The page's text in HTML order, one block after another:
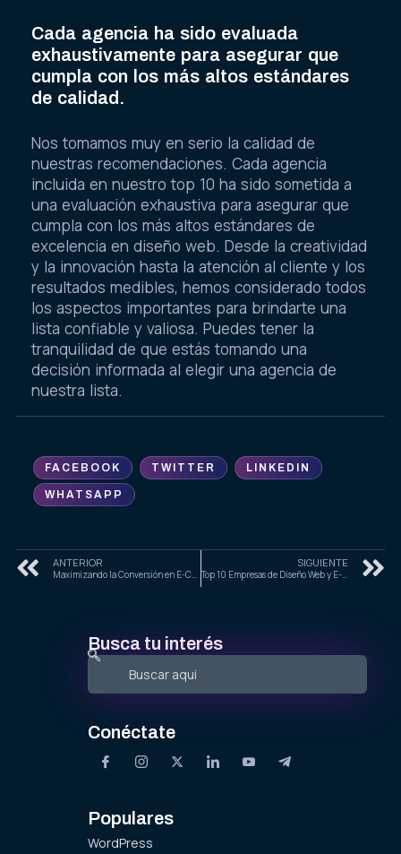
Cada agencia ha sido evaluada
exhaustivamente para asegurar que
cumpla con los más altos estándares
de calidad.
Nos tomamos muy en serio la calidad de
nuestras recomendaciones. Cada agencia
incluida en nuestro top 10 ha sido sometida a
una evaluación exhaustiva para asegurar que
cumpla con los más altos estándares de
excelencia en diseño web. Desde la creatividad
y la innovación hasta la atención al cliente y los
resultados medibles, hemos considerado todos
los aspectos importantes para brindarte una
lista confiable y valiosa. Puedes tener la
tranquilidad de que estás tomando una
decisión informada al elegir una agencia de
nuestra lista.
FACEBOOK TWITTER LINKEDIN
WHATSAPP
ANTERIOR
Maximizando la Conversión en E-Commerce con Estrategias de UX y Diseño 2026
SIGUIENTE
Top 10 Empresas de Diseño Web y E-Commerce en Ciudad de México para 2025
Busca tu interés
Conéctate
Populares
WordPress